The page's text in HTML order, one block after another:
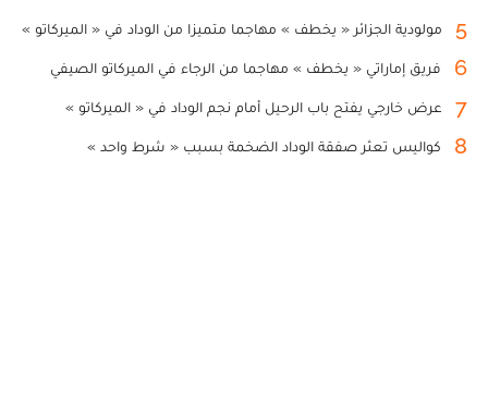
5 مولودية الجزائر « يخطف » مهاجما متميزا من الوداد في « الميركاتو »
6 فريق إماراتي « يخطف » مهاجما من الرجاء في الميركاتو الصيفي
7 عرض خارجي يفتح باب الرحيل أمام نجم الوداد في « الميركاتو »
8 كواليس تعثر صفقة الوداد الضخمة بسبب « شرط واحد »